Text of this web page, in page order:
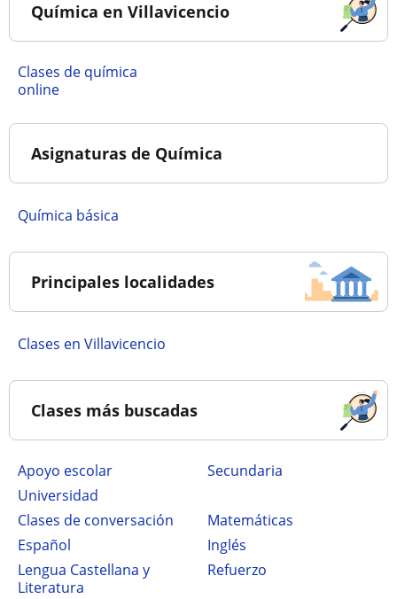
Química en Villavicencio
Clases de química
online
Asignaturas de Química
Química básica
Principales localidades
Clases en Villavicencio
Clases más buscadas
Apoyo escolar
secundaria
Universidad
Clases de conversación
Matemáticas
Español
Inglés
Lengua Castellana y
Literatura
Refuerzo